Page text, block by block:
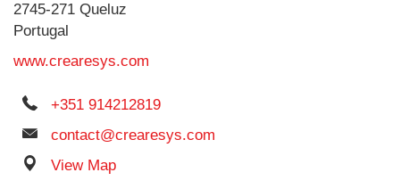
2745-271 Queluz
Portugal
www.crearesys.com
+351 914212819
contact@crearesys.com
View Map